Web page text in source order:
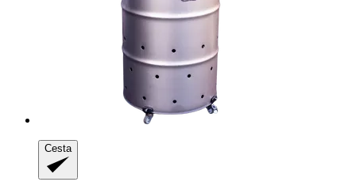
Cesta